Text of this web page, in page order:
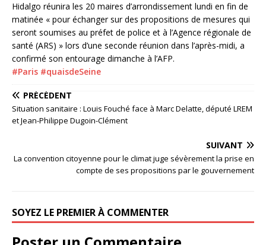
Hidalgo réunira les 20 maires d’arrondissement lundi en fin de
matinée « pour échanger sur des propositions de mesures qui
seront soumises au préfet de police et à l’Agence régionale de
santé (ARS) » lors d’une seconde réunion dans l’après-midi, a
confirmé son entourage dimanche à l’AFP.
#Paris #quaisdeSeine
PRÉCÉDENT
Situation sanitaire : Louis Fouché face à Marc Delatte, député LREM
et Jean-Philippe Dugoin-Clément
SUIVANT
La convention citoyenne pour le climat juge sévèrement la prise en
compte de ses propositions par le gouvernement
SOYEZ LE PREMIER À COMMENTER